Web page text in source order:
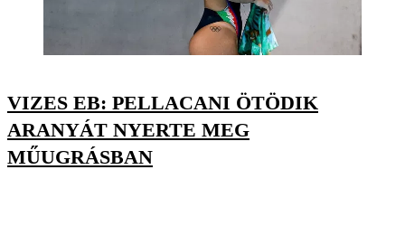
VIZES EB: PELLACANI ÖTÖDIK
ARANYÁT NYERTE MEG
MŰUGRÁSBAN